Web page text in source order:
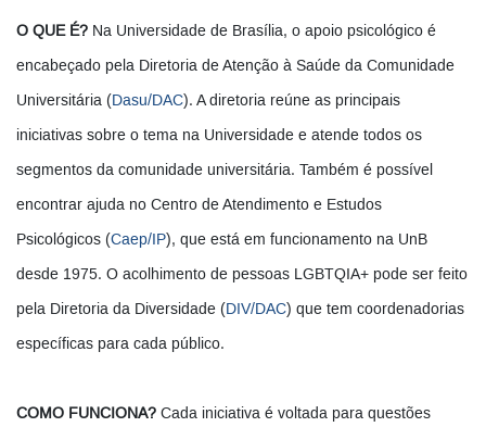
O QUE É? Na Universidade de Brasília, o apoio psicológico é
encabeçado pela Diretoria de Atenção à Saúde da Comunidade
Universitária (Dasu/DAC). A diretoria reúne as principais
iniciativas sobre o tema na Universidade e atende todos os
segmentos da comunidade universitária. Também é possível
encontrar ajuda no Centro de Atendimento e Estudos
Psicológicos (Caep/IP), que está em funcionamento na UnB
desde 1975. O acolhimento de pessoas LGBTQIA+ pode ser feito
pela Diretoria da Diversidade (DIV/DAC) que tem coordenadorias
específicas para cada público.
COMO FUNCIONA? Cada iniciativa é voltada para questões